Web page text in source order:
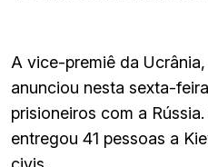
A vice-premiê da
anunciou nesta sexta-
prisioneiros com a
entregou 41 pessoas a